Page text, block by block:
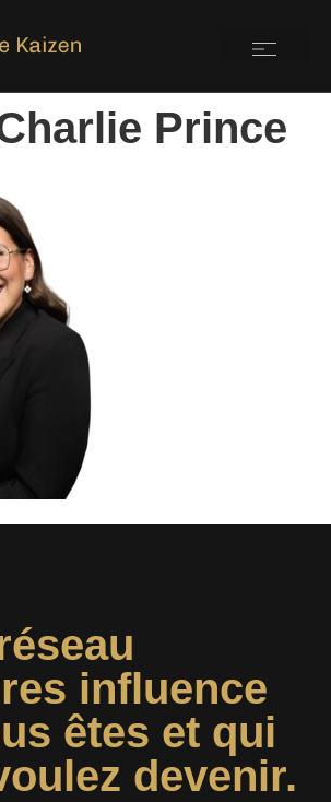
Prince
influence
êtes et qui
devenir.